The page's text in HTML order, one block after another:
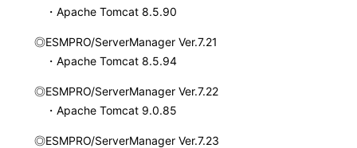
・Apache Tomcat 8.5.90
◎ESMPRO/ServerManager Ver.7.21
・Apache Tomcat 8.5.94
◎ESMPRO/ServerManager Ver.7.22
・Apache Tomcat 9.0.85
◎ESMPRO/ServerManager Ver.7.23